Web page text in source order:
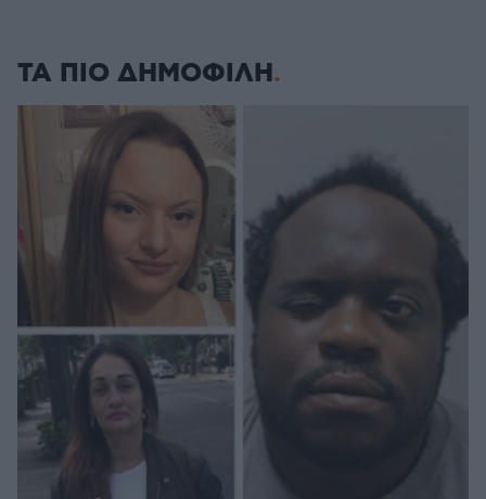
ΤΑ ΠΙΟ ΔΗΜΟΦΙΛΗ